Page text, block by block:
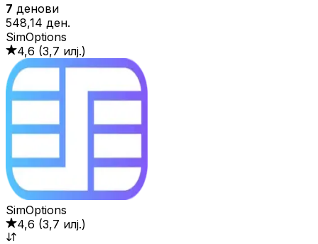
7 денови
548,14 ден.
SimOptions
4,6 (3,7 илј.)
SimOptions
4,6 (3,7 илј.)